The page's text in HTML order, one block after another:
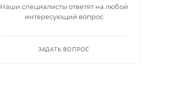
Наши специалисты ответят на любой
интересующий вопрос
ЗАДАТЬ ВОПРОС